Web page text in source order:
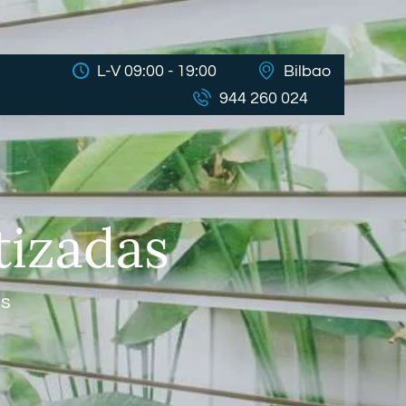
L-V 09:00 - 19:00
Bilbao
944 260 024